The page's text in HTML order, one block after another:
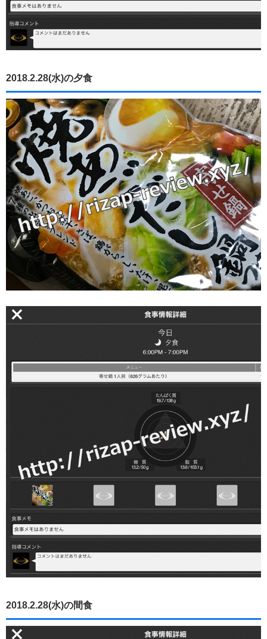
2018.2.28(水)の夕食
2018.2.28(水)の間食